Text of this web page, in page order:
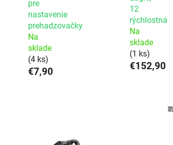
pre
nastavenie
prehadzovačky
Na
sklade
(4 ks)
€7,90
12
rýchlostná
Na
sklade
(1 ks)
€152,90